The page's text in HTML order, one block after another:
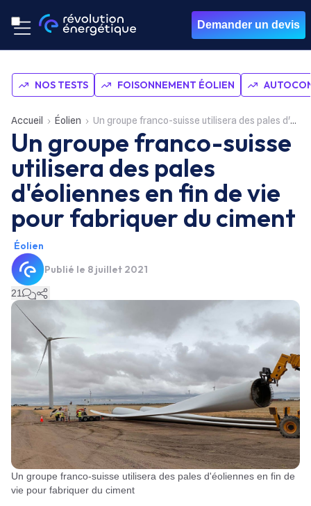
Demander un devis
NOS TESTS FOISONNEMENT ÉOLIEN
Accueil Éolien Un groupe franco-suisse utilisera des pales d'éoliennes en fin de vie pour fabriquer du ciment
Un groupe franco-suisse
utilisera des pales
d'éoliennes en fin de vie
pour fabriquer du ciment
Éolien
Publié le 8 juillet 2021
21
Un groupe franco-suisse utilisera des pales d'éoliennes en fin de
vie pour fabriquer du ciment